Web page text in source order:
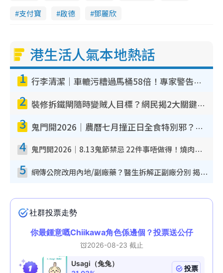
支付寶
啟德 鄧麗欣
港生活人氣本地熱話
1 行李清潔｜車轆污糟過馬桶58倍！專家警告忌用酒精抹 教1招免污手除菌
2 裝修拆鐵閘隨時變賊人目標？網民揭2大關鍵用途：裝新式等於白裝？附新舊鐵閘分別
3 鬼門開2026｜農曆七月撞正日全食特別邪？專家警告切忌做一事！揭4大禁忌+2招保平安
4 鬼門開2026｜8.13鬼節禁忌 22件事唔做得！燒肉、刺身要少食？半夜勿吹口哨/打呢個電話
5 網傳公院改用內地/副廠藥？醫生拆解正副廠分別 揭4類人換藥隨時出事